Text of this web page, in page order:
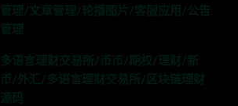
管理/文章管理/轮播图片/客服应用/公告
管理
多语言理财交易所/币币/期权/理财/新
币/外汇/多语言理财交易所/区块链理财
源码